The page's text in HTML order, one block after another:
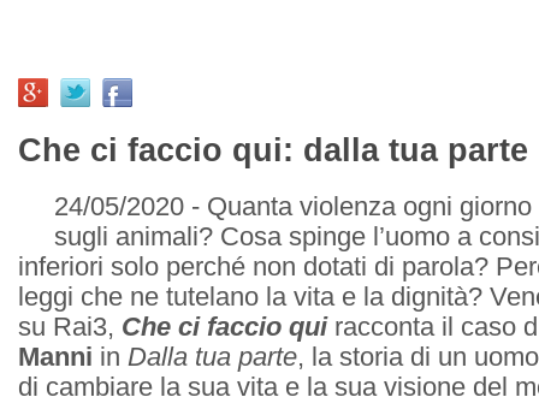
Che ci faccio qui: dalla tua parte
24/05/2020 - Quanta violenza ogni
sugli animali? Cosa spinge l’uomo a
inferiori solo perché non dotati di parola?
leggi che ne tutelano la vita e la dignità?
su Rai3, Che ci faccio quiracconta il caso
Manni in Dalla tua parte, la storia di un
di cambiare la sua vita e la sua visione del